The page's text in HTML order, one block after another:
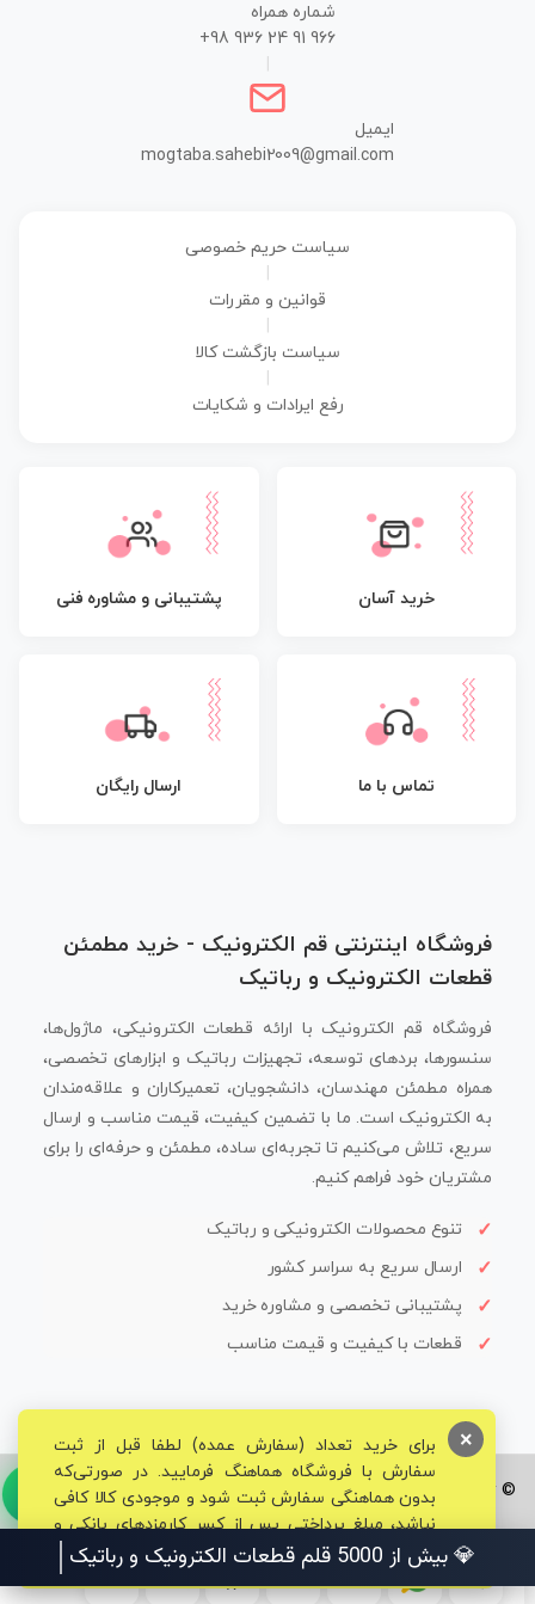
شماره همراه
+98 936 24 91 966
ایمیل
mogtaba.sahebi2009@gmail.com
سیاست حریم خصوصی
قوانین و مقررات
سیاست بازگشت کالا
رفع ایرادات و شکایات
خرید آسان پشتیبانی و مشاوره فنی
تماس با ما ارسال رایگان
فروشگاه اینترنتی قم الکترونیک - خرید مطمئن
قطعات الکترونیک و رباتیک
فروشگاه قم الکترونیک با ارائه قطعات الکترونیکی، ماژول‌ها،
سنسورها، بردهای توسعه، تجهیزات رباتیک و ابزارهای تخصصی،
همراه مطمئن مهندسان، دانشجویان، تعمیرکاران و علاقه‌مندان
به الکترونیک است. ما با تضمین کیفیت، قیمت مناسب و ارسال
سریع، تلاش می‌کنیم تا تجربه‌ای ساده، مطمئن و حرفه‌ای را برای
مشتریان خود فراهم کنیم.
تنوع محصولات الکترونیکی و رباتیک
ارسال سریع به سراسر کشور
پشتیبانی تخصصی و مشاوره خرید
قطعات با کیفیت و قیمت مناسب
© تمامی حقوق برای فروشگاه تخصصی قم الکترونیک محفوظ می‌باشد.
برای خرید تعداد (سفارش عمده) لطفا قبل از ثبت
سفارش با فروشگاه هماهنگ فرمایید. در صورتی‌که
بدون هماهنگی سفارش ثبت شود و موجودی کالا کافی
نباشد، مبلغ پرداختی پس از کسر کارمزدهای بانکی و
مالیاتی به حساب شما بازگشت داده خواهد شد.
×
💎 بیش از 5000 قلم قطعات الکتر